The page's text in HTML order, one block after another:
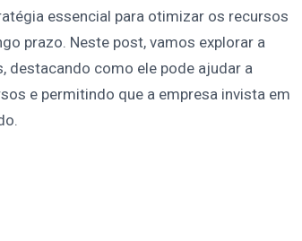
essencial para otimizar os recursos
prazo. Neste post, vamos explorar a
destacando como ele pode ajudar a
e permitindo que a empresa invista em